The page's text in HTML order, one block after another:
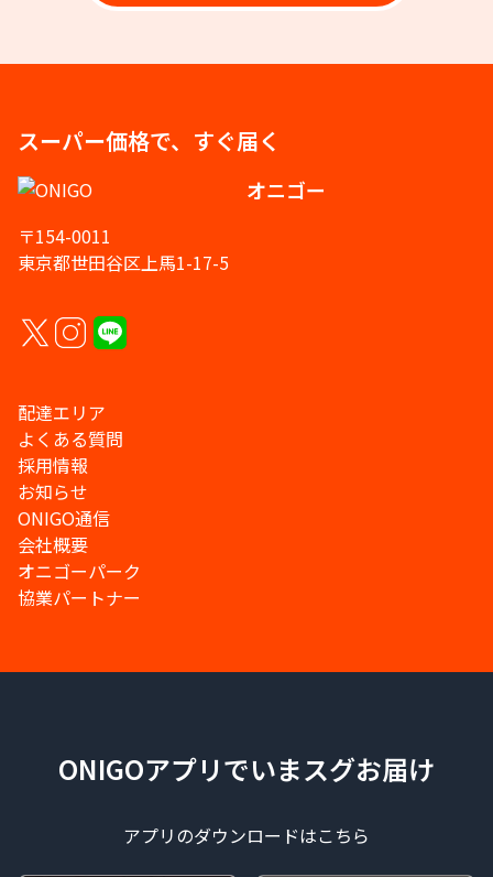
スーパー価格で、すぐ届く
オニゴー
〒154-0011
東京都世田谷区上馬1-17-5
配達エリア
よくある質問
採用情報
お知らせ
ONIGO通信
会社概要
オニゴーパーク
協業パートナー
ONIGOアプリでいまスグお届け
アプリのダウンロードはこちら